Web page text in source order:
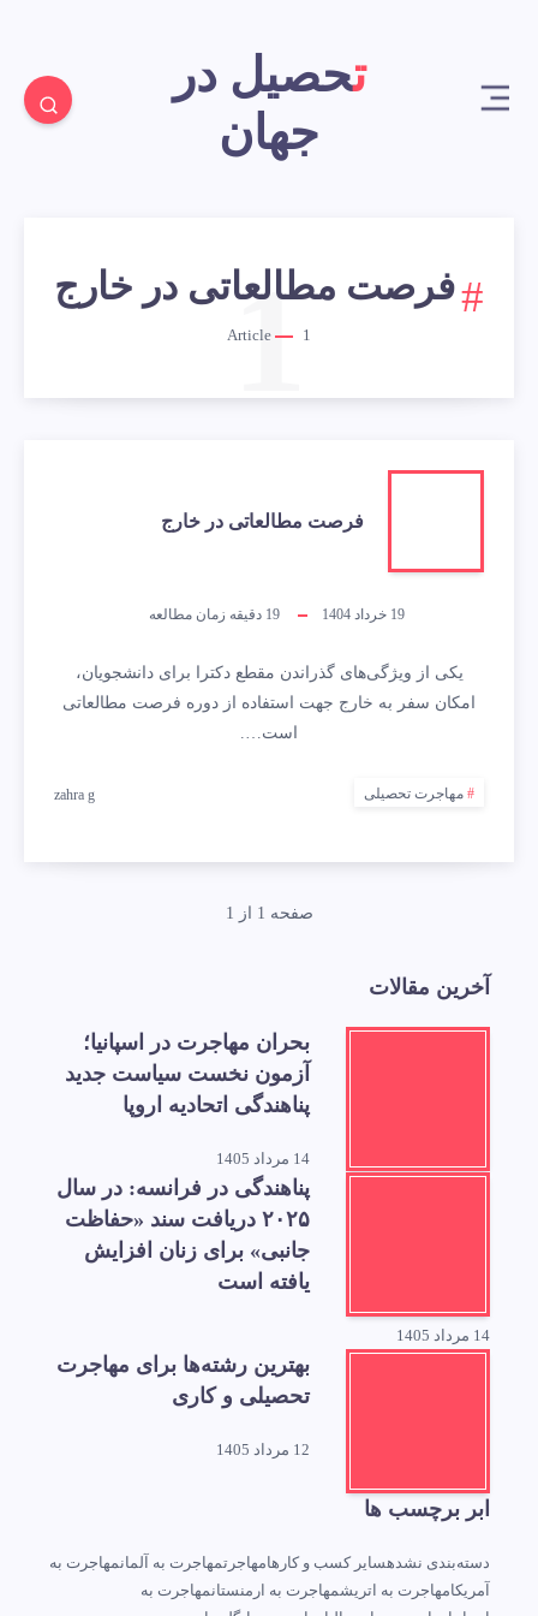
تحصیل در
جهان
فرصت مطالعاتی در خارج
1
1
فرصت مطالعاتی در خارج
19 خرداد 1404 19 دقیقه زمان مطالعه
یکی از ویژگی‌های گذراندن مقطع دکترا برای دانشجویان،
امکان سفر به خارج جهت استفاده از دوره فرصت مطالعاتی
است….
مهاجرت تحصیلی zahra g
صفحه 1 از 1
آخرین مقالات
بحران مهاجرت در اسپانیا؛
آزمون نخست سیاست جدید
پناهندگی اتحادیه اروپا
14 مرداد 1405
پناهندگی در فرانسه: در سال
۲۰۲۵ دریافت سند «حفاظت
جانبی» برای زنان افزایش
یافته است
14 مرداد 1405
بهترین رشته‌ها برای مهاجرت
تحصیلی و کاری
12 مرداد 1405
ابر برچسب ها
دسته‌بندی نشدهسایر کسب و کارهامهاجرتمهاجرت به آلمانمهاجرت به
آمریکامهاجرت به اتریشمهاجرت به ارمنستانمهاجرت به